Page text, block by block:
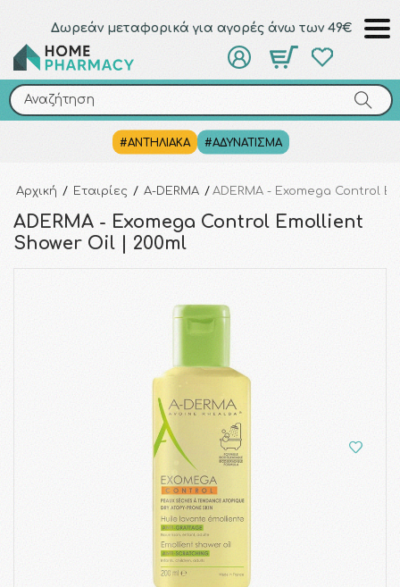
Δωρεάν μεταφορικά για αγορές άνω των 49€
Αναζήτηση
#ΑΝΤΗΛΙΑΚΑ #ΑΔΥΝΑΤΙΣΜΑ
Αναζήτηση
Αρχική / Εταιρίες / A-DERMA / ADERMA - Exomega Control
ADERMA - Exomega Control Emollient
Shower Oil | 200ml